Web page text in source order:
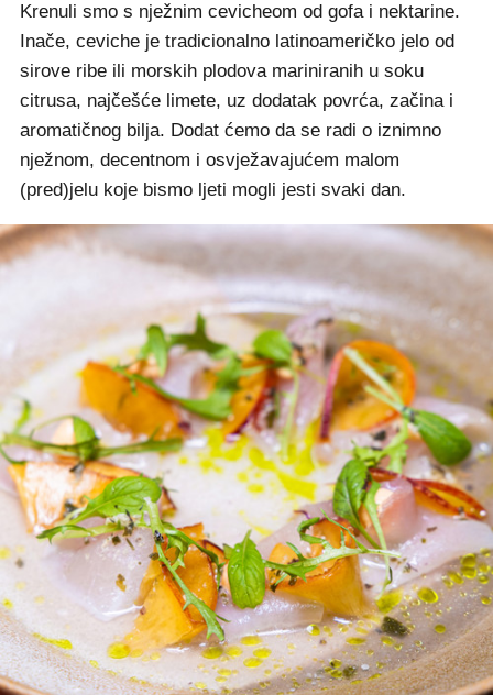
Krenuli smo s nježnim cevicheom od gofa i nektarine.
Inače, ceviche je tradicionalno latinoameričko jelo od
sirove ribe ili morskih plodova mariniranih u soku
citrusa, najčešće limete, uz dodatak povrća, začina i
aromatičnog bilja. Dodat ćemo da se radi o iznimno
nježnom, decentnom i osvježavajućem malom
(pred)jelu koje bismo ljeti mogli jesti svaki dan.